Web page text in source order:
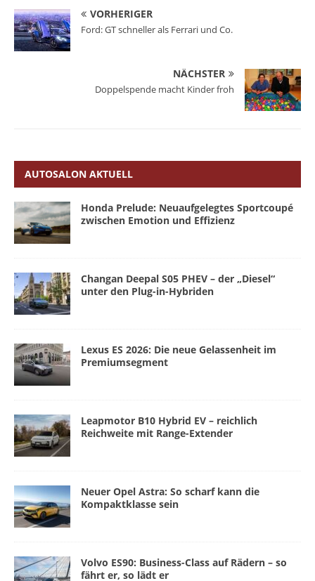
VORHERIGER
Ford: GT schneller als Ferrari und Co.
NÄCHSTER
Doppelspende macht Kinder froh
AUTOSALON AKTUELL
Honda Prelude: Neuaufgelegtes Sportcoupé
zwischen Emotion und Effizienz
Changan Deepal S05 PHEV – der „Diesel“
unter den Plug-in-Hybriden
Lexus ES 2026: Die neue Gelassenheit im
Premiumsegment
Leapmotor B10 Hybrid EV – reichlich
Reichweite mit Range-Extender
Neuer Opel Astra: So scharf kann die
Kompaktklasse sein
Volvo ES90: Business-Class auf Rädern – so
fährt er, so lädt er